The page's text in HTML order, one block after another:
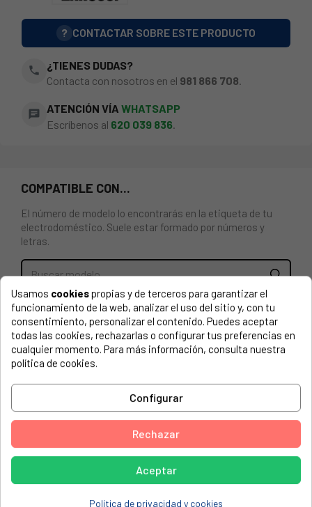
? CONTACTAR SOBRE ESTE PRODUCTO
phone
¿TIENES DUDAS?
Contacta con nosotros en el 981 866 708.
chat ATENCIÓN VÍA WHATSAPP
Escríbenos al 620 039 836
COMPATIBLE CON...
El número de modelo lo encontrarás en la etiqueta de tu
electrodoméstico. Suele estar formado por números y
letras.
BOTELLERO INFERIOR PUERTA FRIGORÍFICO ZANUSSI.
Medidas 480 X 100 X 120 mm, anclaje 455 mm.
ELEKTRO-HELIOS, KF3423 (92501612000)
ELEKTRO-HELIOS, KF3431 (92412012000)
ELEKTRO-HELIOS, KF3431 (92412012500)
ELEKTRO-HELIOS, KF3483 (92465666500)
ELEKTRO-HELIOS, KF3485 (92420702000)
ELEKTRO-HELIOS, KF3485 (92420702500)
Usamos cookiespropias y de terceros para garantizar el
funcionamiento de la web, analizar el uso del sitio y, con tu
consentimiento, personalizar el contenido. Puedes aceptar
todas las cookies, rechazarlas o configurar tus preferencias en
cualquier momento. Para más información, consulta nuestra
política de cookies.
Configurar
Rechazar
Aceptar
Política de privacidad y cookies